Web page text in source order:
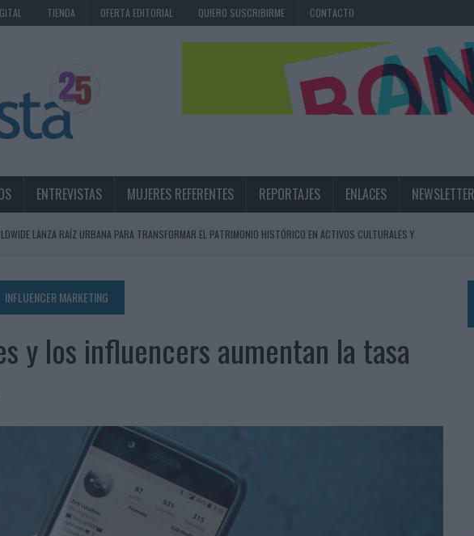
TIENDA OFERTA EDITORIAL QUIERO SUSCRIBIRME CONTACTO
ENTREVISTAS MUJERES REFERENTES REPORTAJES ENLACES NEWSLETTER
LANZA RAÍZ URBANA PARA TRANSFORMAR EL PATRIMONIO HISTÓRICO EN ACTIVOS CULTURALES Y
ACERCA EL PARAÍSO CANARIO EN SU ÚLTIMA CAMPAÑA INTERNACIONAL
“LA CONSTRUCCIÓN DE MARCA A LARGO PLAZO Y LA MEDICIÓN SON DOS CARAS DE LA MISMA
22GRADOS PARA LOPESAN HOTELS & RESORTS
DE DENTSU CREATIVE PARA ORANGE
CADA BOTELLA EN UNA OPORTUNIDAD DE INCLUSIÓN
MATCH PERFECTO DEL VERANO’
TRANSFORMADOR DEL AUDIO EN SU NUEVA CAMPAÑA GLOBAL DE MARCA
INFLUENCER MARKETING
y los influencers aumentan la tasa